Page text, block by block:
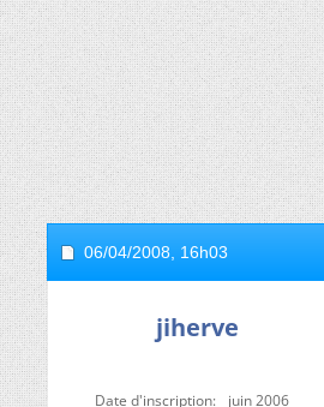
06/04/2008, 16h03
jiherve
Date d'inscription juin 2006